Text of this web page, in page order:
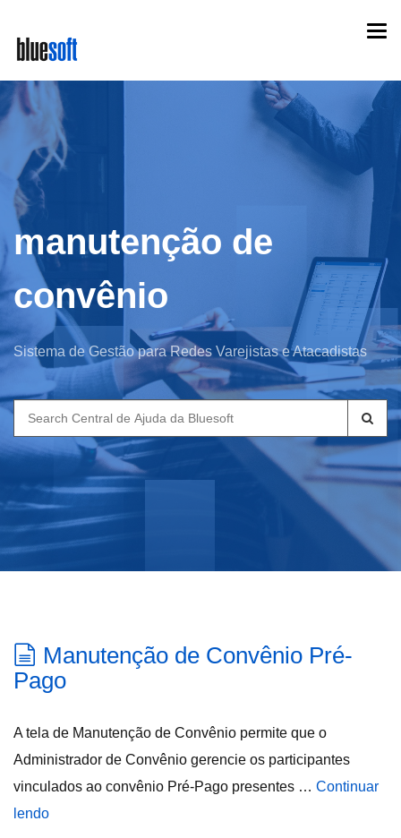
main
content
manutenção de
convênio
Sistema de Gestão para Redes Varejistas e Atacadistas
Search
for:
Manutenção de Convênio Pré-
Pago
A tela de Manutenção de Convênio permite que o
Administrador de Convênio gerencie os participantes
vinculados ao convênio Pré-Pago presentes … Continuar
lendo